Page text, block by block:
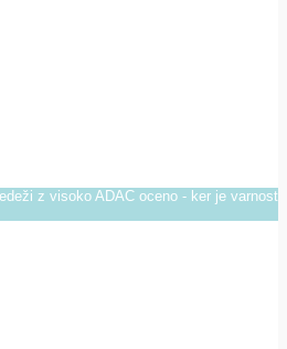
z visoko ADAC oceno - ker je varnost